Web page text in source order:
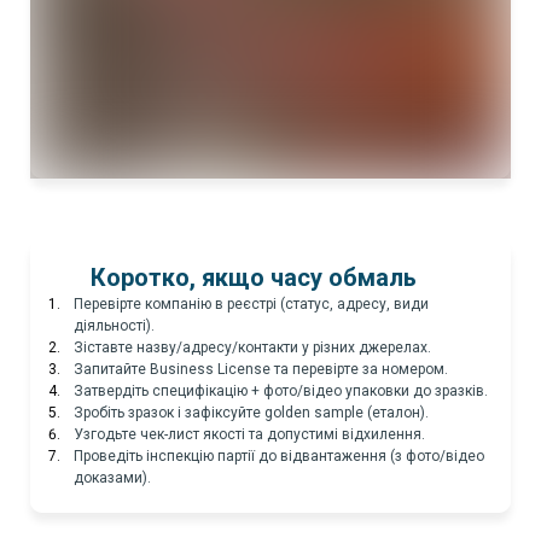
Коротко, якщо часу обмаль
Перевірте компанію в реєстрі (статус, адресу, види
діяльності).
Зіставте назву/адресу/контакти у різних джерелах.
Запитайте Business License та перевірте за номером.
Затвердіть специфікацію + фото/відео упаковки до зразків.
Зробіть зразок і зафіксуйте golden sample (еталон).
Узгодьте чек-лист якості та допустимі відхилення.
Проведіть інспекцію партії до відвантаження (з фото/відео
доказами).